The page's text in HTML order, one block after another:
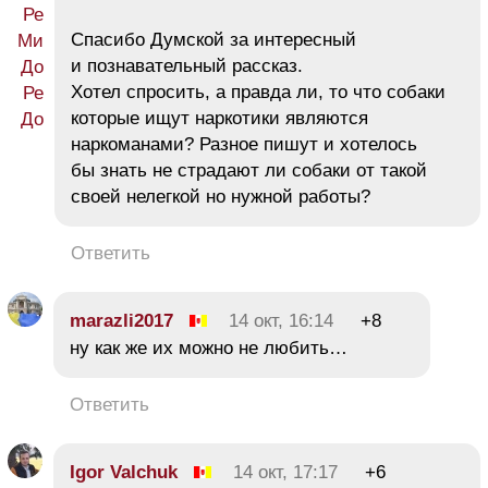
Спасибо Думской за интересный
и познавательный рассказ.
Хотел спросить, а правда ли, то что собаки
которые ищут наркотики являются
наркоманами? Разное пишут и хотелось
бы знать не страдают ли собаки от такой
своей нелегкой но нужной работы?
Ответить
marazli2017 14 окт, 16:14
+8
ну как же их можно не любить…
Ответить
Igor Valchuk 14 окт, 17:17
+6